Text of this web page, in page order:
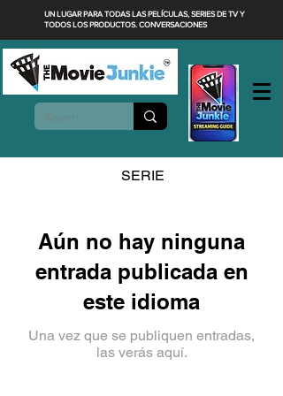
UN LUGAR PARA TODAS LAS PELÍCULAS, SERIES DE TV Y
TODOS LOS PRODUCTOS. CONVERSACIONES
SERIE
Aún no hay ninguna
entrada publicada en
este idioma
Una vez que se publiquen entradas,
las verás aquí.